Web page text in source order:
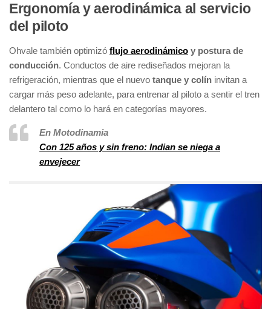
Ergonomía y aerodinámica al servicio
del piloto
Ohvale también optimizó flujo aerodinámico y postura de
conducción. Conductos de aire rediseñados mejoran la
refrigeración, mientras que el nuevo tanque y colín invitan a
cargar más peso adelante, para entrenar al piloto a sentir el tren
delantero tal como lo hará en categorías mayores.
En Motodinamia
Con 125 años y sin freno: Indian se niega a
envejecer